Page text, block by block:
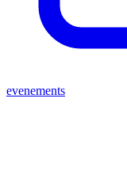
evenements